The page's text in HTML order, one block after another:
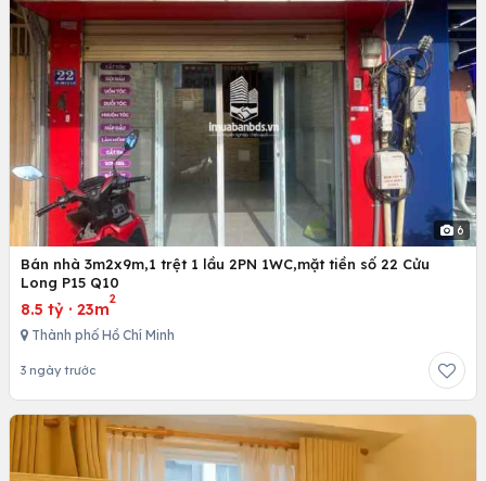
6
Bán nhà 3m2x9m,1 trệt 1 lầu 2PN 1WC,mặt tiền số 22 Cửu
Long P15 Q10
8.5 tỷ · 23m
2
Thành phố Hồ Chí Minh
3 ngày trước